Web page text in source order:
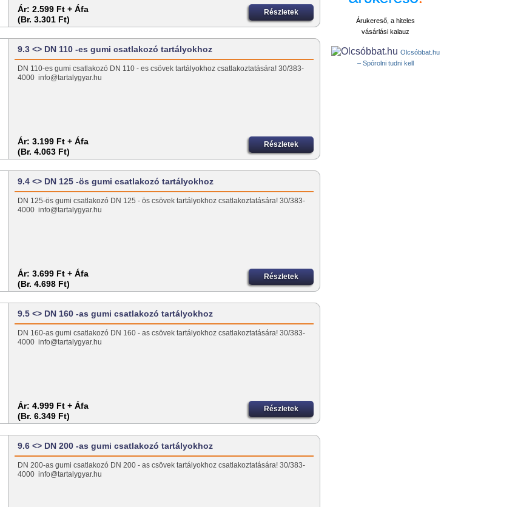
Ár: 2.599 Ft + Áfa
(Br. 3.301 Ft)
Részletek
9.3 <> DN 110 -es gumi csatlakozó tartályokhoz
DN 110-es gumi csatlakozó DN 110 - es csövek tartályokhoz csatlakoztatására! 30/383-
4000 info@tartalygyar.hu
Ár: 3.199 Ft + Áfa
(Br. 4.063 Ft)
Részletek
9.4 <> DN 125 -ös gumi csatlakozó tartályokhoz
DN 125-ös gumi csatlakozó DN 125 - ös csövek tartályokhoz csatlakoztatására! 30/383-
4000 info@tartalygyar.hu
Ár: 3.699 Ft + Áfa
(Br. 4.698 Ft)
Részletek
9.5 <> DN 160 -as gumi csatlakozó tartályokhoz
DN 160-as gumi csatlakozó DN 160 - as csövek tartályokhoz csatlakoztatására! 30/383-
4000 info@tartalygyar.hu
Ár: 4.999 Ft + Áfa
(Br. 6.349 Ft)
Részletek
9.6 <> DN 200 -as gumi csatlakozó tartályokhoz
DN 200-as gumi csatlakozó DN 200 - as csövek tartályokhoz csatlakoztatására! 30/383-
4000 info@tartalygyar.hu
Árukereső, a hiteles
vásárlási kalauz
Olcsóbbat.hu
– Spórolni tudni kell